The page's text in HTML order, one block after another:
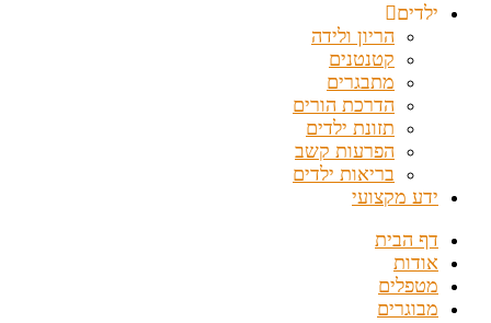
ילדים
הריון ולידה
קטנטנים
מתבגרים
הדרכת הורים
תזונת ילדים
הפרעות קשב
בריאות ילדים
ידע מקצועי
דף הבית
אודות
מטפלים
מבוגרים